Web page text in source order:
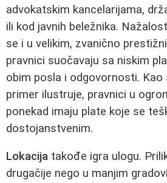
advokatskim kancelarijama,
ili kod javnih beležnika.
se i u velikim, zvanično
pravnici suočavaju sa niskim
obim posla i odgovornosti.
primer ilustruje, pravnici u
ponekad imaju plate koje se
dostojanstvenim.
Lokacija takođe igra ulogu.
drugačije nego u manjim